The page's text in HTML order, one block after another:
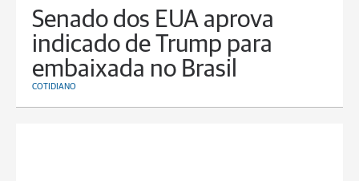
Senado dos EUA aprova
indicado de Trump para
embaixada no Brasil
COTIDIANO